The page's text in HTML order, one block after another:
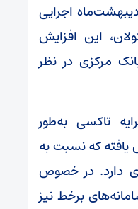
اردیبهشت‌ماه اجرایی
این افزایش
مرکزی در نظر
تاکسی به‌طور
افزایش یافته که نسبت به
دارد. در خصوص
برخط نیز